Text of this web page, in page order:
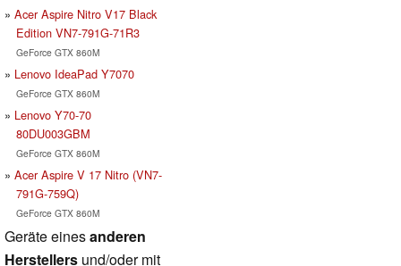
Acer Aspire Nitro V17 Black
Edition VN7-791G-71R3
GeForce GTX 860M
Lenovo IdeaPad Y7070
GeForce GTX 860M
Lenovo Y70-70
80DU003GBM
GeForce GTX 860M
Acer Aspire V 17 Nitro (VN7-
791G-759Q)
GeForce GTX 860M
Geräte einesanderen
Herstellers und/oder mit